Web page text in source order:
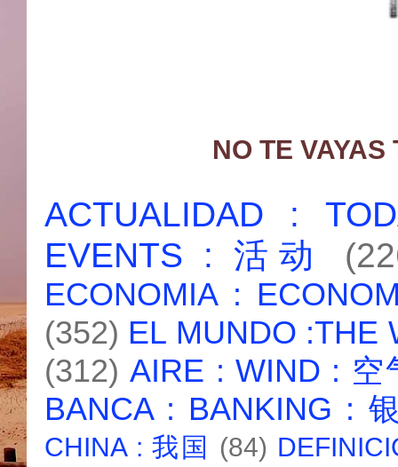
NO TE
ACTUALIDAD :
EVENTS : 活动
ECONOMIA :
(352) EL MUNDO :THE
(312) AIRE : WIND : 空
BANCA : BANKING :
CHINA : 我国 (84)